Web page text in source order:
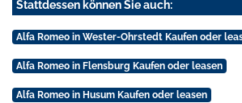
Stattdessen können Sie auch:
Alfa Romeo in Wester-Ohrstedt Kaufen oder
Alfa Romeo in Flensburg Kaufen oder leasen
Alfa Romeo in Husum Kaufen oder leasen